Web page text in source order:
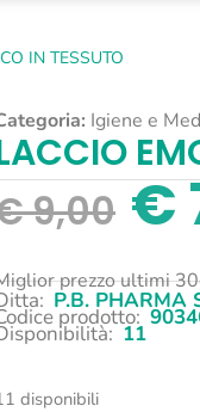
IN TESSUTO
Igiene e
9,00 €
prezzo ultimi
P.B. PHARMA
prodotto:
11
disponibili